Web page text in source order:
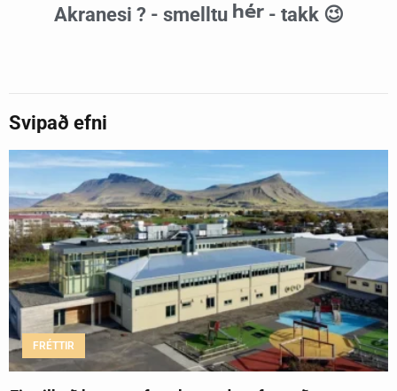
Akranesi ? - smelltu hér - takk 😉
Svipað efni
FRÉTTIR